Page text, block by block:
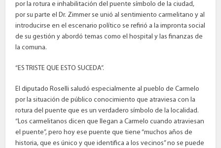
por la rotura e inhabilitación del puente símbolo de la ciudad,
por su parte el Dr. Zimmer se unió al sentimiento carmelitano y al
introducirse en el escenario político se refirió a la impronta social
de su gestión y abordó temas como el hospital y las finanzas de
la comuna.
“ES TRISTE QUE ESTO SUCEDA”.
El diputado Roselli saludó especialmente al pueblo de Carmelo
por la situación de público conocimiento que atraviesa con la
rotura del puente que es un verdadero símbolo de la localidad.
“Los carmelitanos dicen que llegan a Carmelo cuando atraviesan
el puente”, pero hoy ese puente que tiene “muchos años de
historia, que es único y que identifica a los vecinos” no se puede